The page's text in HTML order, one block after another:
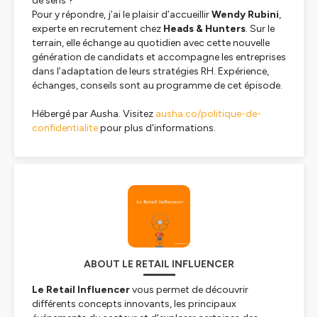
Pour y répondre, j’ai le plaisir d’accueillirWendy Rubini,
experte en recrutement chez Heads & Hunters. Sur le
terrain, elle échange au quotidien avec cette nouvelle
génération de candidats et accompagne les entreprises
dans l’adaptation de leurs stratégies RH. Expérience,
échanges, conseils sont au programme de cet épisode.
Hébergé par Ausha. Visitez ausha.co/politique-de-
confidentialitepour plus d'informations.
ABOUT LE RETAIL INFLUENCER
Le Retail Influencervous permet de découvrir
différents concepts innovants, les principaux